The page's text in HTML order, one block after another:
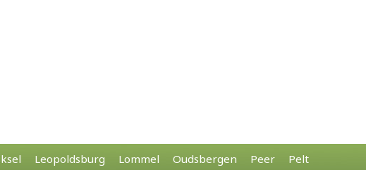
Leopoldsburg Lommel Oudsbergen Peer Pelt